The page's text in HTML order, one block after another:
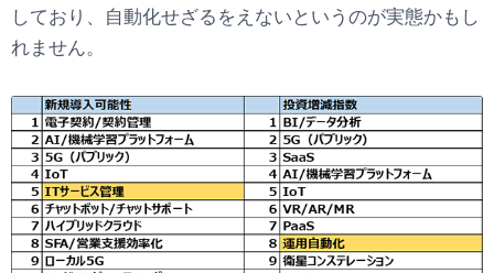
しており、自動化せざるをえないというのが実態かもし
れません。